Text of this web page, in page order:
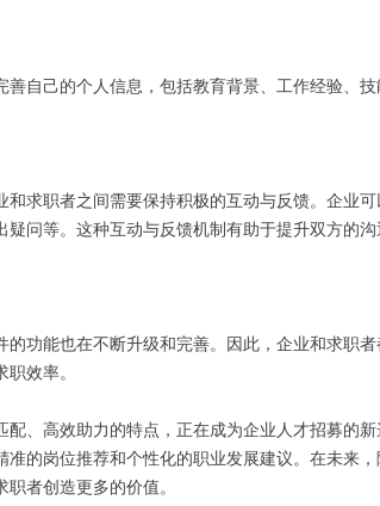
善自己的个人信息，包括教育背景、工作经验、
和求职者之间需要保持积极的互动与反馈。企业
疑问等。这种互动与反馈机制有助于提升双方的
的功能也在不断升级和完善。因此，企业和求职
职效率。
配、高效助力的特点，正在成为企业人才招募的
的岗位推荐和个性化的职业发展建议。在未来
者创造更多的价值。